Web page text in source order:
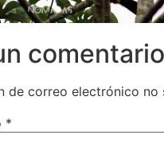
comentario
de correo electrónico no
*